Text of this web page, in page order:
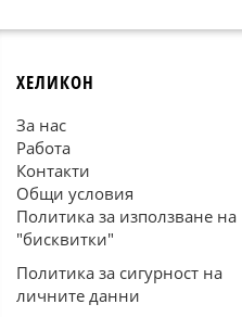
ХЕЛИКОН
За нас
Работа
Контакти
Общи условия
Политика за използване на
"бисквитки"
Политика за сигурност на
личните данни